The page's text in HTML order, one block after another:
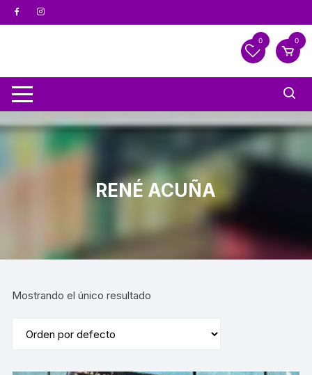
0 0
RENÉ ACUÑA
Mostrando el único resultado